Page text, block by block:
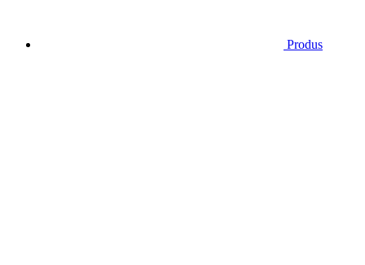
Produs